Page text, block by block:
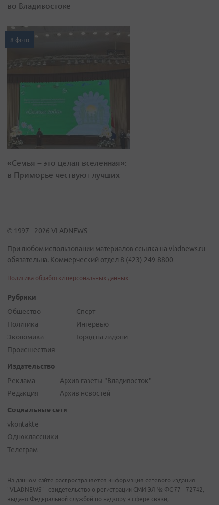
во Владивостоке
8 фото
«Семья – это целая вселенная»:
в Приморье чествуют лучших
© 1997 - 2026 VLADNEWS
При любом использовании материалов ссылка на vladnews.ru
обязательна. Коммерческий отдел 8 (423) 249-8800
Политика обработки персональных данных
Рубрики
Общество
Политика
Экономика
Происшествия
Спорт
Интервью
Город на ладони
Издательство
Реклама
Редакция
Архив газеты "Владивосток"
Архив новостей
Социальные сети
vkontakte
Одноклассники
Телеграм
На данном сайте распространяется информация сетевого издания
"VLADNEWS" - свидетельство о регистрации СМИ ЭЛ № ФС 77 - 72742,
выдано Федеральной службой по надзору в сфере связи,